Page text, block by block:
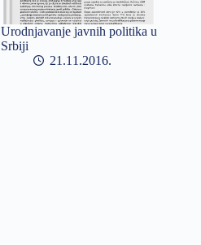
Urodnjavanje javnih politika u
Srbiji
21.11.2016